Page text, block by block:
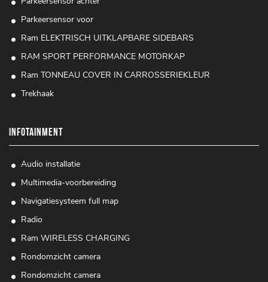
Parkeersensor voor
Ram ELEKTRISCH UITKLAPBARE SIDEBARS
RAM SPORT PERFORMANCE MOTORKAP
Ram TONNEAU COVER IN CARROSSERIEKLEUR
Trekhaak
INFOTAINMENT
Audio installatie
Multimedia-voorbereiding
Navigatiesysteem full map
Radio
Ram WIRELESS CHARGING
Rondomzicht camera
Rondomzicht camera